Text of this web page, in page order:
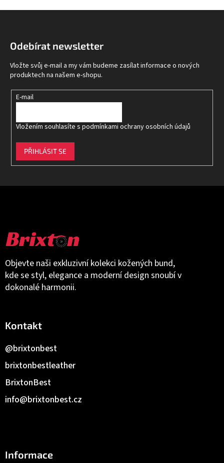
Objevte naši exkluzivní kolekci kožených bund,
kde se styl, elegance a moderní design snoubí v
dokonalé harmonii.
Kontakt
info@brixtonbest.cz
BrixtonBest
brixtonbestleather
@brixtonbest
Informace
Odebírat newsletter
Vložte svůj e-mail a my vám budeme zasílat informace o nových
produktech na našem e-shopu.
E-mail
Vložením souhlasíte s podmínkami ochrany osobních údajů
PŘIHLÁSIT SE